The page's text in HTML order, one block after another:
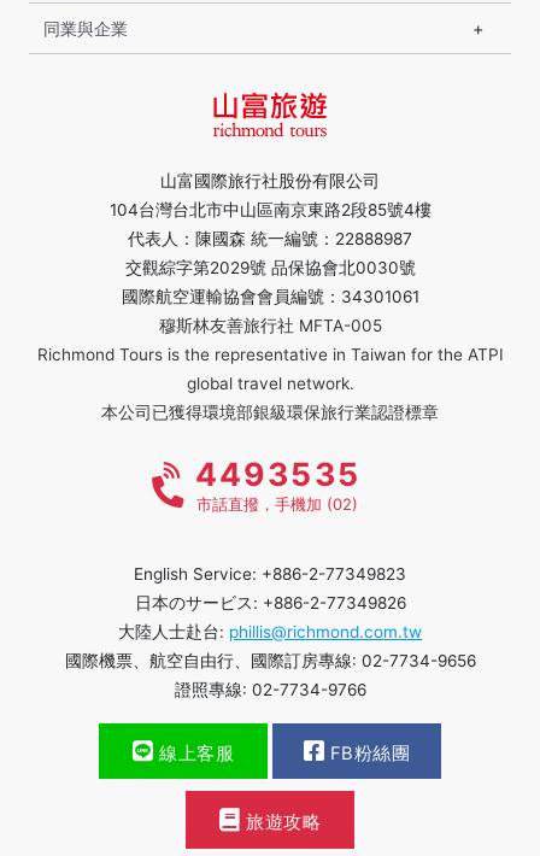
山富國際旅行社股份有限公司
104台灣台北市中山區南京東路2段85號4樓
代表人：陳國森 統一編號：22888987
交觀綜字第2029號 品保協會北0030號
國際航空運輸協會會員編號：34301061
穆斯林友善旅行社 MFTA-005
Richmond Tours is the representative in Taiwan for the ATPI
global travel network.
本公司已獲得環境部銀級環保旅行業認證標章
同業與企業
4493535
市話直撥，手機加 (02)
English Service: +886-2-77349823
日本のサービス: +886-2-77349826
大陸人士赴台: phillis@richmond.com.tw
國際機票、航空自由行、國際訂房專線: 02-7734-9656
證照專線: 02-7734-9766
線上客服 FB粉絲團
旅遊攻略